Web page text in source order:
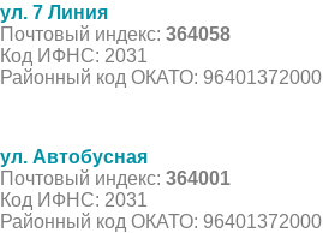
ул. 7 Линия
Почтовый индекс: 364058
Код ИФНС: 2031
Районный код ОКАТО: 96401372000
ул. Автобусная
Почтовый индекс: 364001
Код ИФНС: 2031
Районный код ОКАТО: 96401372000